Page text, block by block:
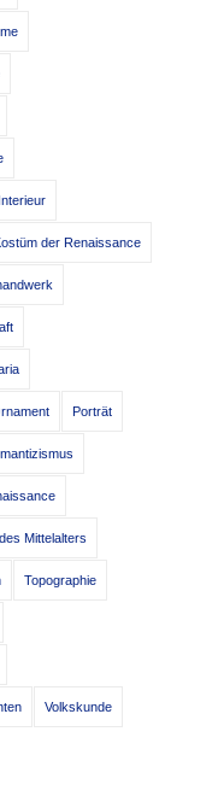
Interieur
der Renaissance
Porträt
Mittelalters
Topographie
Volkskunde